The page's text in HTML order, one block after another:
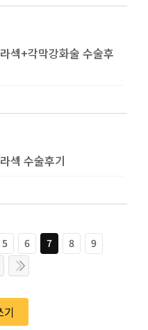
섹+각막강화술 수술후
섹 수술후기
5 6 7 8
9
기